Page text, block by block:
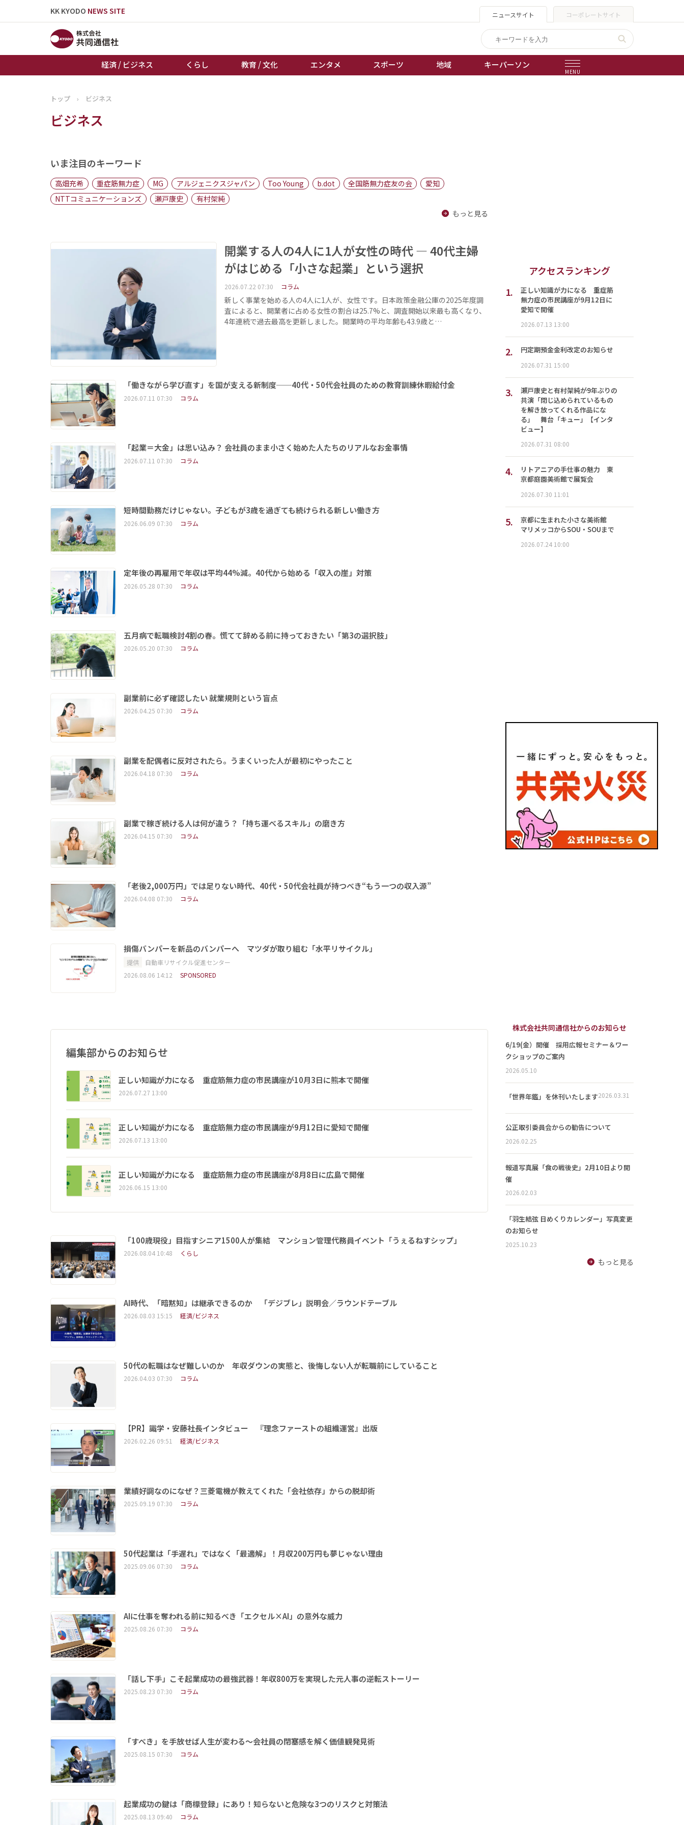
KK KYODO NEWS SITE ニュースサイト コーポレートサイト
経済 / ビジネス くらし 教育 / 文化 エンタメ スポーツ 地域 キーパーソン
MENU
トップページ
お知らせ
地域
棋王戦
トップ › ビジネス
ビジネス
いま注目のキーワード
高畑充希 重症筋無力症 MG アルジェニクスジャパン Too Young b.dot 全国筋無力症友の会
愛知
NTTコミュニケーションズ
瀬戸康史
有村架純
もっと見る
開業する人の4人に1人が女性の時代 ― 40代主婦
がはじめる「小さな起業」という選択
2026.07.22 07:30 コラム
新しく事業を始める人の4人に1人が、女性です。日本政策金融公庫の2025年度調
査によると、開業者に占める女性の割合は25.7%と、調査開始以来最も高くなり、
4年連続で過去最高を更新しました。開業時の平均年齢も43.9歳と…
「働きながら学び直す」を国が支える新制度──40代・50代会社員のための教育訓練休暇給付金
2026.07.11 07:30 コラム
「起業＝大金」は思い込み？ 会社員のまま小さく始めた人たちのリアルなお金事情
2026.07.11 07:30 コラム
短時間勤務だけじゃない。子どもが3歳を過ぎても続けられる新しい働き方
2026.06.09 07:30 コラム
定年後の再雇用で年収は平均44%減。40代から始める「収入の崖」対策
2026.05.28 07:30 コラム
五月病で転職検討4割の春。慌てて辞める前に持っておきたい「第3の選択肢」
2026.05.20 07:30 コラム
副業前に必ず確認したい 就業規則という盲点
2026.04.25 07:30 コラム
副業を配偶者に反対されたら。うまくいった人が最初にやったこと
2026.04.18 07:30 コラム
副業で稼ぎ続ける人は何が違う？「持ち運べるスキル」の磨き方
2026.04.15 07:30 コラム
「老後2,000万円」では足りない時代、40代・50代会社員が持つべき“もう一つの収入源”
2026.04.08 07:30 コラム
損傷バンパーを新品のバンパーへ マツダが取り組む「水平リサイクル」
提供
自動車リサイクル促進センター
2026.08.06 14:12
SPONSORED
編集部からのお知らせ
正しい知識が力になる 重症筋無力症の市民講座が10月3日に熊本で開催
2026.07.27 13:00
正しい知識が力になる 重症筋無力症の市民講座が9月12日に愛知で開催
2026.07.13 13:00
正しい知識が力になる 重症筋無力症の市民講座が8月8日に広島で開催
2026.06.15 13:00
「100歳現役」目指すシニア1500人が集結 マンション管理代務員イベント「うぇるねすシップ」
2026.08.04 10:48 くらし
AI時代、「暗黙知」は継承できるのか 「デジブレ」説明会／ラウンドテーブル
2026.08.03 15:15 経済/ビジネス
50代の転職はなぜ難しいのか 年収ダウンの実態と、後悔しない人が転職前にしていること
2026.04.03 07:30 コラム
【PR】識学・安藤社長インタビュー 『理念ファーストの組織運営』出版
2026.02.26 09:51 経済/ビジネス
業績好調なのになぜ？三菱電機が教えてくれた「会社依存」からの脱却術
2025.09.19 07:30 コラム
50代起業は「手遅れ」ではなく「最適解」！月収200万円も夢じゃない理由
2025.09.06 07:30 コラム
AIに仕事を奪われる前に知るべき「エクセル×AI」の意外な威力
2025.08.26 07:30 コラム
「話し下手」こそ起業成功の最強武器！年収800万を実現した元人事の逆転ストーリー
2025.08.23 07:30 コラム
「すべき」を手放せば人生が変わる～会社員の閉塞感を解く価値観発見術
2025.08.15 07:30 コラム
起業成功の鍵は「商標登録」にあり！知らないと危険な3つのリスクと対策法
2025.08.13 09:40 コラム
アクセスランキング
1.
正しい知識が力になる 重症筋
無力症の市民講座が9月12日に
愛知で開催
2026.07.13 13:00
2. 円定期預金金利改定のお知らせ
2026.07.31 15:00
3.
瀬戸康史と有村架純が9年ぶりの
共演「閉じ込められているもの
を解き放ってくれる作品にな
る」 舞台「キュー」【インタ
ビュー】
2026.07.31 08:00
4.
リトアニアの手仕事の魅力 東
京都庭園美術館で展覧会
2026.07.30 11:01
5.
京都に生まれた小さな美術館
マリメッコからSOU・SOUまで
2026.07.24 10:00
株式会社共同通信社からのお知らせ
6/19(金）開催 採用広報セミナー＆ワー
クショップのご案内
2026.05.10
「世界年鑑」を休刊いたします2026.03.31
公正取引委員会からの勧告について
2026.02.25
報道写真展「食の戦後史」2月10日より開
催
2026.02.03
「羽生結弦 日めくりカレンダー」写真変更
のお知らせ
2025.10.23
もっと見る